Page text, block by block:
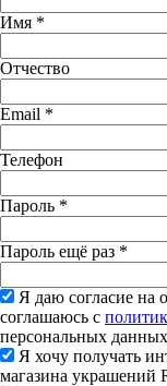
Имя *
Отчество
Email *
Телефон
Пароль *
Пароль ещё раз *
Я даю согласие на
соглашаюсь с
персональных данных
Я хочу получать
магазина украшений